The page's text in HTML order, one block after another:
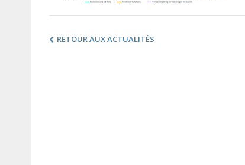
RETOUR AUX ACTUALITÉS